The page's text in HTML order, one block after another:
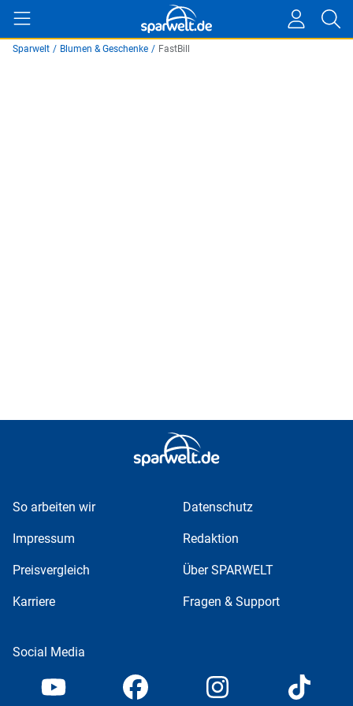
Sparwelt / Blumen & Geschenke / FastBill
So arbeiten wir Datenschutz
Impressum Redaktion
Preisvergleich Über SPARWELT
Karriere Fragen & Support
Social Media